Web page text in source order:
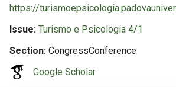
https://
Issue Turismo e Psicologia 4/1
Section CongressConference
Google Scholar